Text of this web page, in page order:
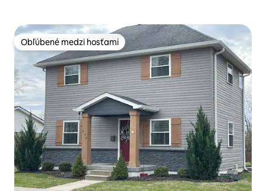
Obľúbené medzi hosťami
Obľúbené medzi hosťami